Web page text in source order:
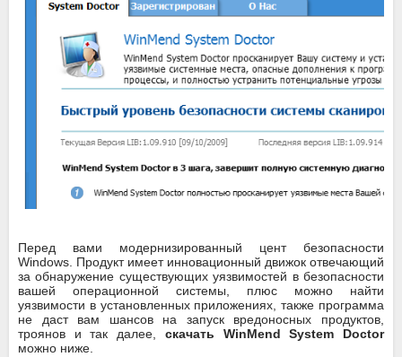
Перед вами модернизированный цент безопасности
Windows. Продукт имеет инновационный движок отвечающий
за обнаружение существующих уязвимостей в безопасности
вашей операционной системы, плюс можно найти
уязвимости в установленных приложениях, также программа
не даст вам шансов на запуск вредоносных продуктов,
троянов и так далее, скачать WinMend System Doctor
можно ниже.